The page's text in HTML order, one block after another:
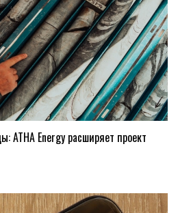
ATHA Energy расширяет проект